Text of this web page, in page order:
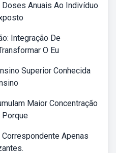
Anuais Ao Indivíduo
Integração De
O Eu
Superior Conhecida
Maior Concentração
Apenas